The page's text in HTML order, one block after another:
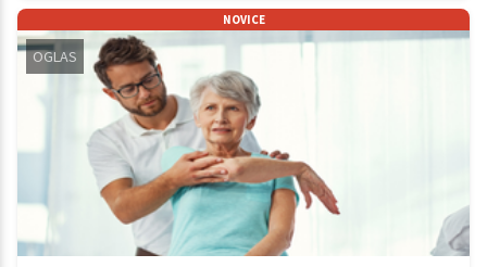
NOVICE
OGLAS